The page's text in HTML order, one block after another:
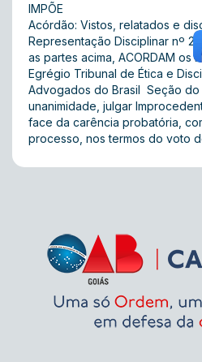
IMPÕE
Acórdão: Vistos, relatados e
Representação Disciplinar nº
as partes acima, ACORDAM os
Egrégio Tribunal de Ética e
Advogados do Brasil  Seção
unanimidade, julgar
face da carência probatória,
processo, nos termos do voto